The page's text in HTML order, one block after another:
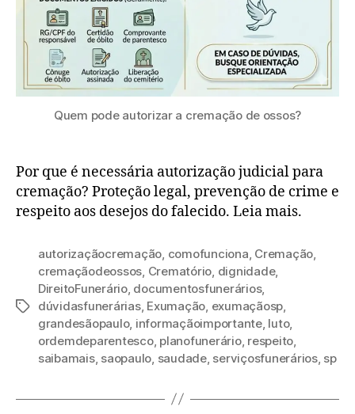
Quem pode autorizar a cremação de ossos?
Por que é necessária autorização judicial para
cremação? Proteção legal, prevenção de crime e
respeito aos desejos do falecido. Leia mais.
autorizaçãocremação, comofunciona, Cremação,
cremaçãodeossos, Crematório, dignidade,
DireitoFunerário, documentosfunerários,
dúvidasfunerárias, Exumação, exumaçãosp,
grandesãopaulo, informaçãoimportante, luto,
ordemdeparentesco, planofunerário, respeito,
saibamais, saopaulo, saudade, serviçosfunerários, sp